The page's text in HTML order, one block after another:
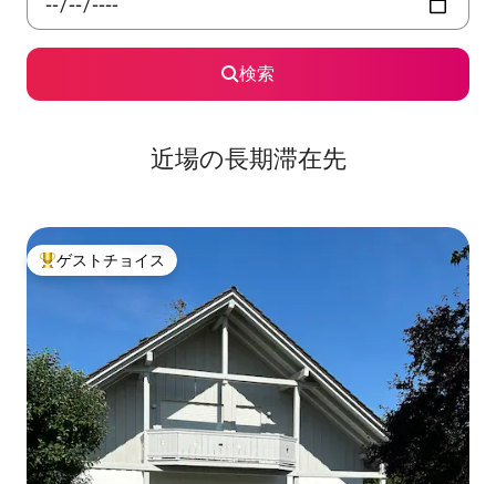
検索
近場の長期滞在先
大好評のゲストチョイスです。
ゲストチョイス